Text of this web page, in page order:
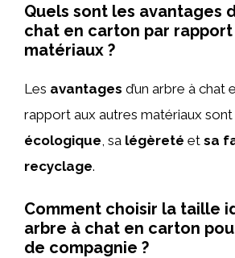
Quels sont les avantages
chat en carton par
matériaux ?
Les avantages d’un arbre à chat
rapport aux autres matériaux sont
écologique , sa légèreté et sa
recyclage.
Comment choisir la taille
arbre à chat en carton
de compagnie ?